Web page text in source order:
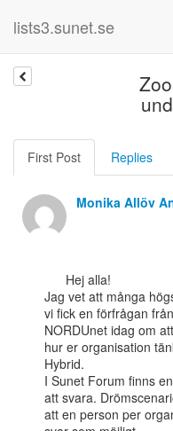
lists3.sunet.se
First Post Replies
Monika Allöv
Jag vet att många
vi fick en förfrågan från
NORDUnet idag om
hur er organisation
Hybrid.
I Sunet Forum finns
att svara.
att en person per